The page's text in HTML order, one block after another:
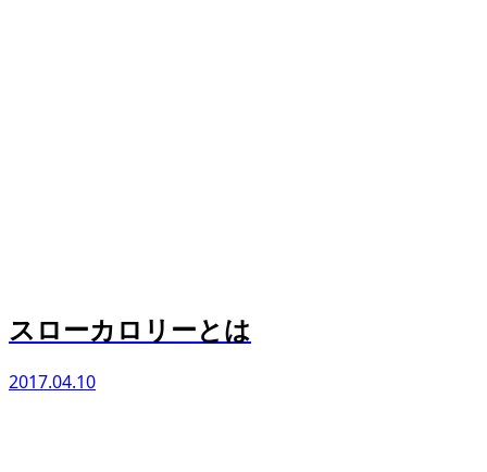
スローカロリーとは
2017.04.10